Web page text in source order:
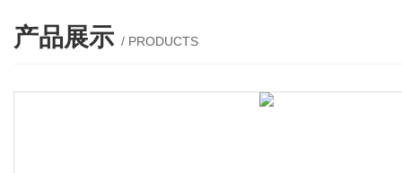
产品展示 / PRODUCTS